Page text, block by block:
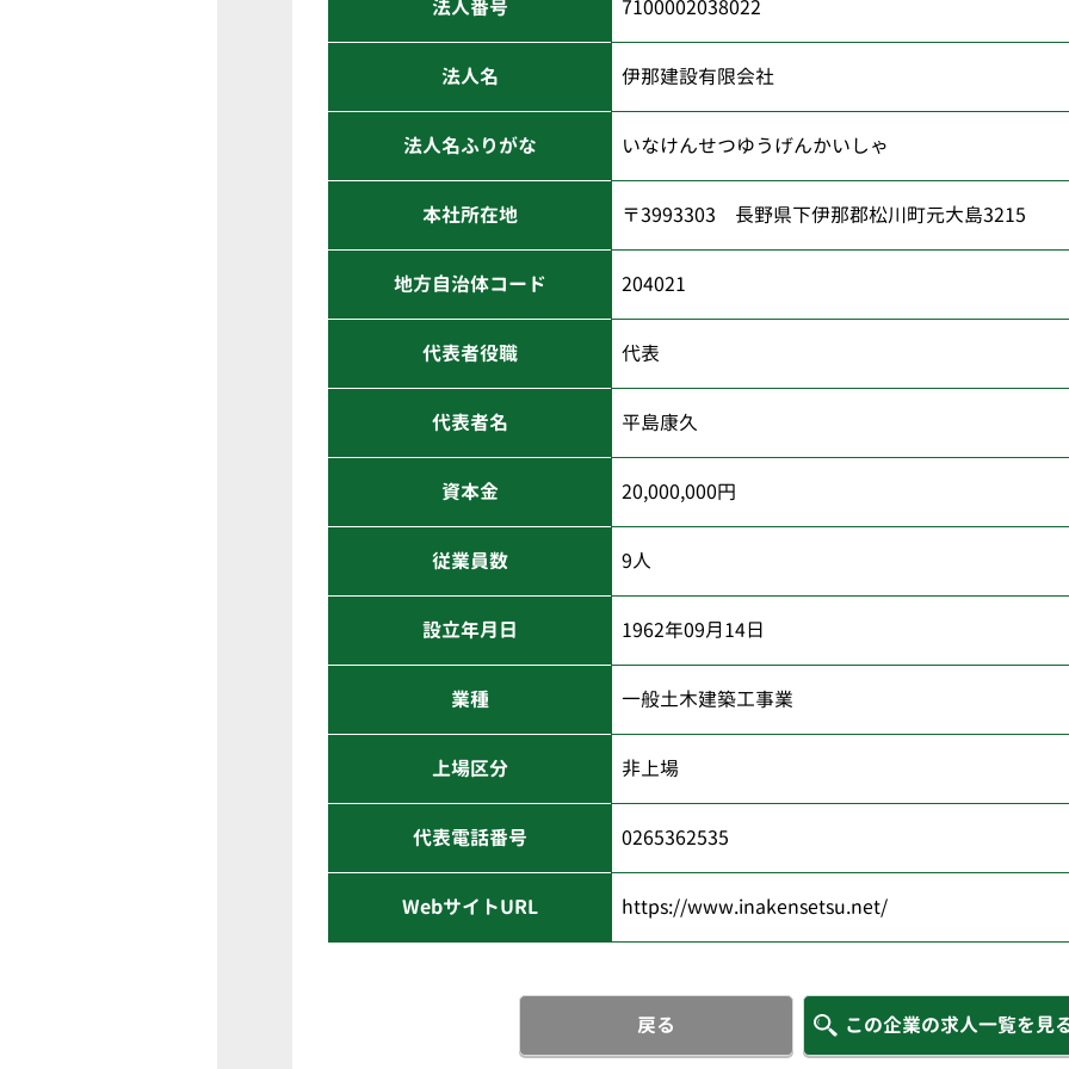
法人番号 7100002038022
法人名 伊那建設有限会社
法人名ふりがな いなけんせつゆうげんかいしゃ
本社所在地 〒3993303 長野県下伊那郡松川町元大島3215
地方自治体コード 204021
代表者役職 代表
代表者名 平島康久
資本金 20,000,000円
従業員数 9人
設立年月日 1962年09月14日
業種 一般土木建築工事業
上場区分 非上場
代表電話番号 0265362535
WebサイトURL https://www.inakensetsu.net/
戻る この企業の求人一覧を見